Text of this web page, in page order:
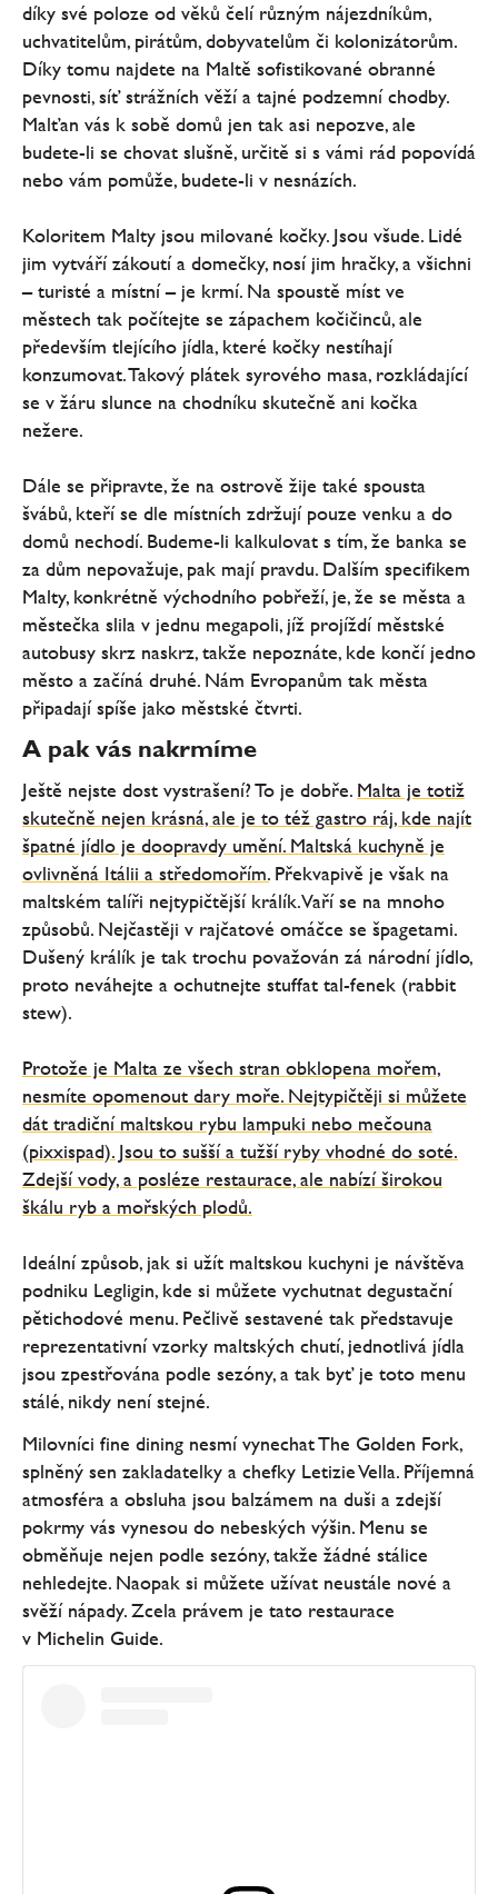
díky své poloze od věků čelí různým nájezdníkům,
uchvatitelům, pirátům, dobyvatelům či kolonizátorům.
Díky tomu najdete na Maltě sofistikované obranné
pevnosti, síť strážních věží a tajné podzemní chodby.
Malťan vás k sobě domů jen tak asi nepozve, ale
budete-li se chovat slušně, určitě si s vámi rád popovídá
nebo vám pomůže, budete-li v nesnázích.
Koloritem Malty jsou milované kočky. Jsou všude. Lidé
jim vytváří zákoutí a domečky, nosí jim hračky, a všichni
– turisté a místní – je krmí. Na spoustě míst ve
městech tak počítejte se zápachem kočičinců, ale
především tlejícího jídla, které kočky nestíhají
konzumovat. Takový plátek syrového masa, rozkládající
se v žáru slunce na chodníku skutečně ani kočka
nežere.
Dále se připravte, že na ostrově žije také spousta
švábů, kteří se dle místních zdržují pouze venku a do
domů nechodí. Budeme-li kalkulovat s tím, že banka se
za dům nepovažuje, pak mají pravdu. Dalším specifikem
Malty, konkrétně východního pobřeží, je, že se města a
městečka slila v jednu megapoli, jíž projíždí městské
autobusy skrz naskrz, takže nepoznáte, kde končí jedno
město a začíná druhé. Nám Evropanům tak města
připadají spíše jako městské čtvrti.
A pak vás nakrmíme
Ještě nejste dost vystrašení? To je dobře. Malta je totiž
skutečně nejen krásná, ale je to též gastro ráj, kde najít
špatné jídlo je doopravdy umění. Maltská kuchyně je
ovlivněná Itálii a středomořím.Překvapivě je však na
maltském talíři nejtypičtější králík. Vaří se na mnoho
způsobů. Nejčastěji v rajčatové omáčce se špagetami.
Dušený králík je tak trochu považován zá národní jídlo,
proto neváhejte a ochutnejte stuffat tal-fenek (rabbit
stew).
Protože je Malta ze všech stran obklopena mořem,
nesmíte opomenout dary moře. Nejtypičtěji si můžete
dát tradiční maltskou rybu lampuki nebo mečouna
(pixxispad). Jsou to sušší a tužší ryby vhodné do soté.
Zdejší vody, a posléze restaurace, ale nabízí širokou
škálu ryb a mořských plodů.
Ideální způsob, jak si užít maltskou kuchyni je návštěva
podniku Legligin, kde si můžete vychutnat degustační
pětichodové menu. Pečlivě sestavené tak představuje
reprezentativní vzorky maltských chutí, jednotlivá jídla
jsou zpestřována podle sezóny, a tak byť je toto menu
stálé, nikdy není stejné.
Milovníci fine dining nesmí vynechat The Golden Fork,
splněný sen zakladatelky a chefky Letizie Vella. Příjemná
atmosféra a obsluha jsou balzámem na duši a zdejší
pokrmy vás vynesou do nebeských výšin. Menu se
obměňuje nejen podle sezóny, takže žádné stálice
nehledejte. Naopak si můžete užívat neustále nové a
svěží nápady. Zcela právem je tato restaurace
v Michelin Guide.